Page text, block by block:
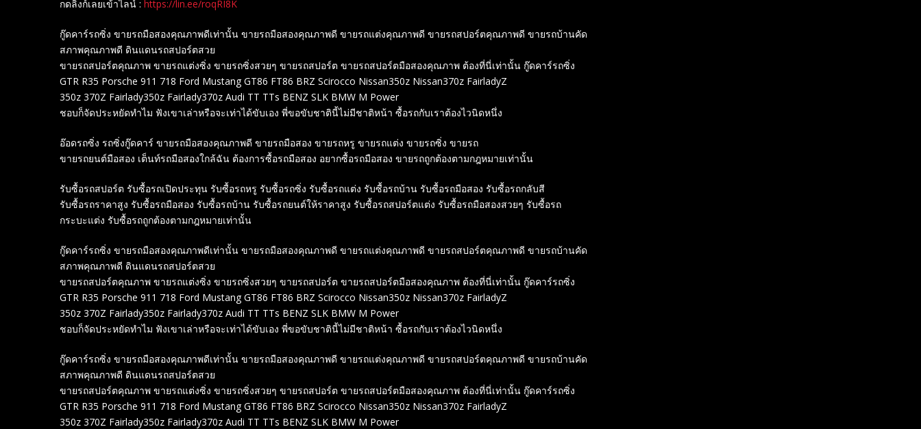
กดลิงก์เลยเข้าไลน์ : https://lin.ee/roqRI8K
กู๊ดคาร์รถซิ่ง ขายรถมือสองคุณภาพดีเท่านั้น ขายรถมือสองคุณภาพดี ขายรถแต่งคุณภาพดี ขายรถสปอร์ตคุณภาพดี ขายรถบ้านคัด
สภาพคุณภาพดี ดินแดนรถสปอร์ตสวย
ขายรถสปอร์ตคุณภาพ ขายรถแต่งซิ่ง ขายรถซิ่งสวยๆ ขายรถสปอร์ต ขายรถสปอร์ตมือสองคุณภาพ ต้องที่นี่เท่านั้น กู๊ดคาร์รถซิ่ง
GTR R35 Porsche 911 718 Ford Mustang GT86 FT86 BRZ Scirocco Nissan350z Nissan370z FairladyZ
350z 370Z Fairlady350z Fairlady370z Audi TT TTs BENZ SLK BMW M Power
ชอบก็จัดประหยัดทำไม ฟังเขาเล่าหรือจะเท่าได้ขับเอง พี่ขอขับชาตินี้ไม่มีชาติหน้า ซื้อรถกับเราต้องไวนิดหนึ่ง
อ๊อดรถซิ่ง รถซิ่งกู๊ดคาร์ ขายรถมือสองคุณภาพดี ขายรถมือสอง ขายรถหรู ขายรถแต่ง ขายรถซิ่ง ขายรถ
ขายรถยนต์มือสอง เต็นท์รถมือสองใกล้ฉัน ต้องการซื้อรถมือสอง อยากซื้อรถมือสอง ขายรถถูกต้องตามกฎหมายเท่านั้น
รับซื้อรถสปอร์ต รับซื้อรถเปิดประทุน รับซื้อรถหรู รับซื้อรถซิ่ง รับซื้อรถแต่ง รับซื้อรถบ้าน รับซื้อรถมือสอง รับซื้อรถกลับสี
รับซื้อรถราคาสูง รับซื้อรถมือสอง รับซื้อรถบ้าน รับซื้อรถยนต์ให้ราคาสูง รับซื้อรถสปอร์ตแต่ง รับซื้อรถมือสองสวยๆ รับซื้อรถ
กระบะแต่ง รับซื้อรถถูกต้องตามกฎหมายเท่านั้น
กู๊ดคาร์รถซิ่ง ขายรถมือสองคุณภาพดีเท่านั้น ขายรถมือสองคุณภาพดี ขายรถแต่งคุณภาพดี ขายรถสปอร์ตคุณภาพดี ขายรถบ้านคัด
สภาพคุณภาพดี ดินแดนรถสปอร์ตสวย
ขายรถสปอร์ตคุณภาพ ขายรถแต่งซิ่ง ขายรถซิ่งสวยๆ ขายรถสปอร์ต ขายรถสปอร์ตมือสองคุณภาพ ต้องที่นี่เท่านั้น กู๊ดคาร์รถซิ่ง
GTR R35 Porsche 911 718 Ford Mustang GT86 FT86 BRZ Scirocco Nissan350z Nissan370z FairladyZ
350z 370Z Fairlady350z Fairlady370z Audi TT TTs BENZ SLK BMW M Power
ชอบก็จัดประหยัดทำไม ฟังเขาเล่าหรือจะเท่าได้ขับเอง พี่ขอขับชาตินี้ไม่มีชาติหน้า ซื้อรถกับเราต้องไวนิดหนึ่ง
กู๊ดคาร์รถซิ่ง ขายรถมือสองคุณภาพดีเท่านั้น ขายรถมือสองคุณภาพดี ขายรถแต่งคุณภาพดี ขายรถสปอร์ตคุณภาพดี ขายรถบ้านคัด
สภาพคุณภาพดี ดินแดนรถสปอร์ตสวย
ขายรถสปอร์ตคุณภาพ ขายรถแต่งซิ่ง ขายรถซิ่งสวยๆ ขายรถสปอร์ต ขายรถสปอร์ตมือสองคุณภาพ ต้องที่นี่เท่านั้น กู๊ดคาร์รถซิ่ง
GTR R35 Porsche 911 718 Ford Mustang GT86 FT86 BRZ Scirocco Nissan350z Nissan370z FairladyZ
350z 370Z Fairlady350z Fairlady370z Audi TT TTs BENZ SLK BMW M Power